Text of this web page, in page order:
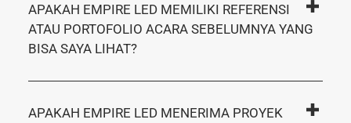
APAKAH EMPIRE LED MEMILIKI REFERENSI
ATAU PORTOFOLIO ACARA SEBELUMNYA YANG
BISA SAYA LIHAT?
APAKAH EMPIRE LED MENERIMA PROYEK